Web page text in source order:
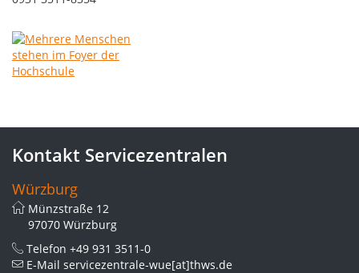
Kontakt Servicezentralen
Würzburg
Münzstraße 12
97070 Würzburg
Telefon +49 931 3511-0
E-Mail servicezentrale-wue[at]thws.de